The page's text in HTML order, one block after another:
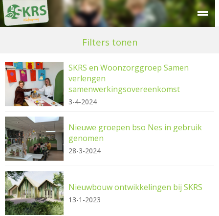
Kinderdagverblijf Peuteropvang
Filters tonen
SKRS en Woonzorggroep Samen
verlengen
samenwerkingsovereenkomst
3-4-2024
Nieuwe groepen bso Nes in gebruik
genomen
28-3-2024
Nieuwbouw ontwikkelingen bij SKRS
13-1-2023